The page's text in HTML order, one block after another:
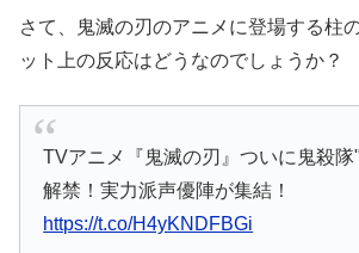
さて、鬼滅の刃のアニメに登場する柱
ット上の反応はどうなのでしょうか？
TVアニメ『鬼滅の刃』ついに鬼殺隊
解禁！実力派声優陣が集結！
https://t.co/H4yKNDFBGi